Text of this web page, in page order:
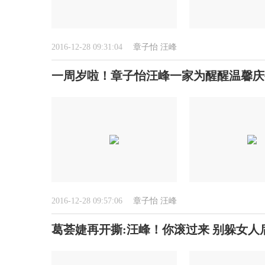
2016-12-28 09:31:04 章子怡 汪峰
一周岁啦！章子怡汪峰一家为醒醒温馨
2016-12-28 09:57:06 章子怡 汪峰
葛荟婕再开撕:汪峰！你滚过来 别躲女人